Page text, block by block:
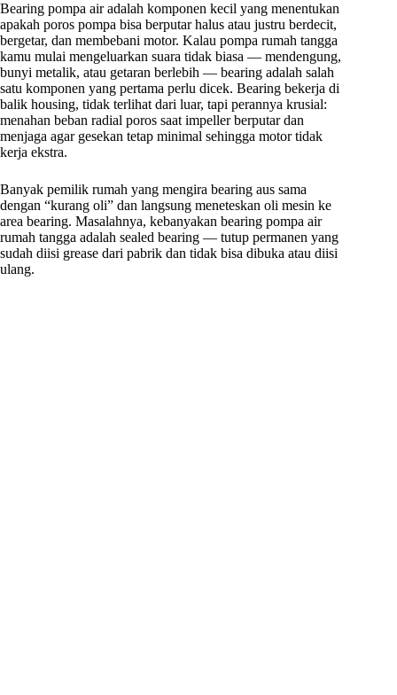
Bearing pompa air adalah komponen kecil yang menentukan
apakah poros pompa bisa berputar halus atau justru berdecit,
bergetar, dan membebani motor. Kalau pompa rumah tangga
kamu mulai mengeluarkan suara tidak biasa — mendengung,
bunyi metalik, atau getaran berlebih — bearing adalah salah
satu komponen yang pertama perlu dicek. Bearing bekerja di
balik housing, tidak terlihat dari luar, tapi perannya krusial:
menahan beban radial poros saat impeller berputar dan
menjaga agar gesekan tetap minimal sehingga motor tidak
kerja ekstra.
Banyak pemilik rumah yang mengira bearing aus sama
dengan “kurang oli” dan langsung meneteskan oli mesin ke
area bearing. Masalahnya, kebanyakan bearing pompa air
rumah tangga adalah sealed bearing — tutup permanen yang
sudah diisi grease dari pabrik dan tidak bisa dibuka atau diisi
ulang.